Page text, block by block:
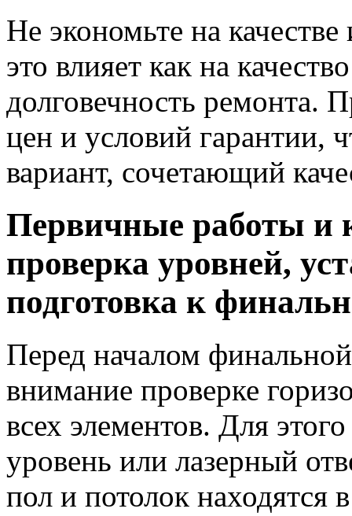
Не экономьте на
это влияет как на
долговечность ремонта.
цен и условий гарантии,
вариант, сочетающий
Первичные работы и
проверка уровней,
подготовка к
Перед началом
внимание проверке
всех элементов. Для
уровень или лазерный
пол и потолок находятся